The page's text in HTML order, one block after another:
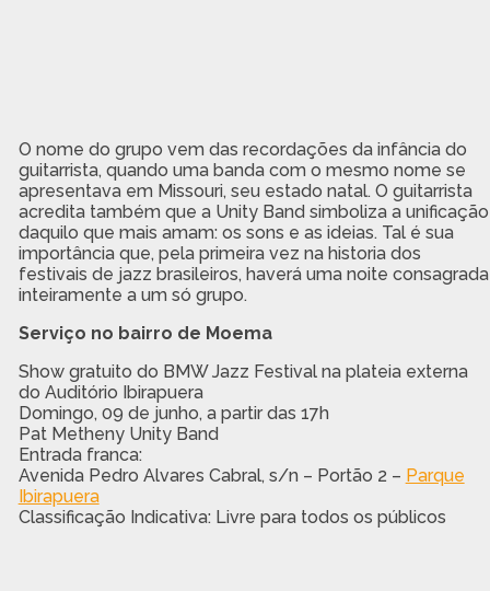
O nome do grupo vem das recordações da infância do
guitarrista, quando uma banda com o mesmo nome se
apresentava em Missouri, seu estado natal. O guitarrista
acredita também que a Unity Band simboliza a unificação
daquilo que mais amam: os sons e as ideias. Tal é sua
importância que, pela primeira vez na historia dos
festivais de jazz brasileiros, haverá uma noite consagrada
inteiramente a um só grupo.
Serviço no bairro de Moema
Show gratuito do BMW Jazz Festival na plateia externa
do Auditório Ibirapuera
Domingo, 09 de junho, a partir das 17h
Pat Metheny Unity Band
Entrada franca:
Avenida Pedro Alvares Cabral, s/n – Portão 2 – Parque
Ibirapuera
Classificação Indicativa: Livre para todos os públicos